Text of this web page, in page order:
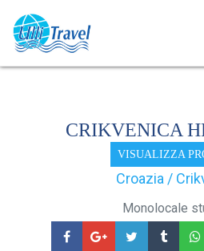
CRIKVENICA
VISUALIZZA
Croazia /
Monolocale